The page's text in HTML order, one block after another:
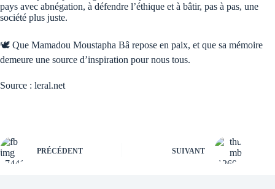
pays avec abnégation, à défendre l’éthique et à bâtir, pas à pas, une
société plus juste.
🕊️ Que Mamadou Moustapha Bâ repose en paix, et que sa mémoire
demeure une source d’inspiration pour nous tous.
Source : leral.net
PRÉCÉDENT SUIVANT